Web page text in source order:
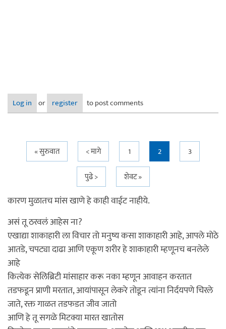
Log in or register to post comments
Pages« सुरुवात < मागे 1 2
3
पुढे >
शेवट »
कारण मुळातच मांस खाणे हे काही वाईट नाहीये.
असं तू ठरवलं आहेस ना?
एखाद्या शाकाहारी ला विचार तो मनुष्य कसा शाकाहारी आहे, आपले मोठे
आतडे, चपट्या दाढा आणि एकूण शरीर हे शाकाहारी म्हणूनच बनलेले
आहे
कित्येक सेलिब्रिटी मांसाहार करू नका म्हणून आवाहन करतात
तडफडून प्राणी मरतात, आयांपासून लेकरे तोडून त्यांना निर्दयपणे चिरले
जाते, रक्त गाळत तडफडत जीव जातो
आणि हे तू सगळे मिटक्या मारत खातोस